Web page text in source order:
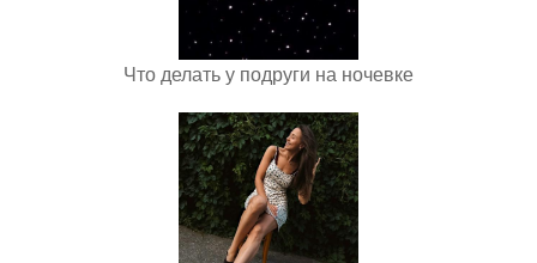
Что делать у подруги на ночевке